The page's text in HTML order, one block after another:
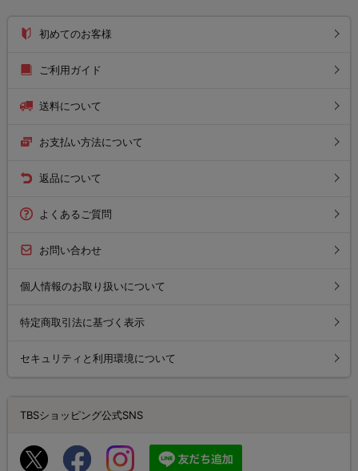
初めてのお客様
ご利用ガイド
送料について
お支払い方法について
返品について
よくあるご質問
お問い合わせ
個人情報のお取り扱いについて
特定商取引法に基づく表示
セキュリティと利用環境について
TBSショッピング公式SNS